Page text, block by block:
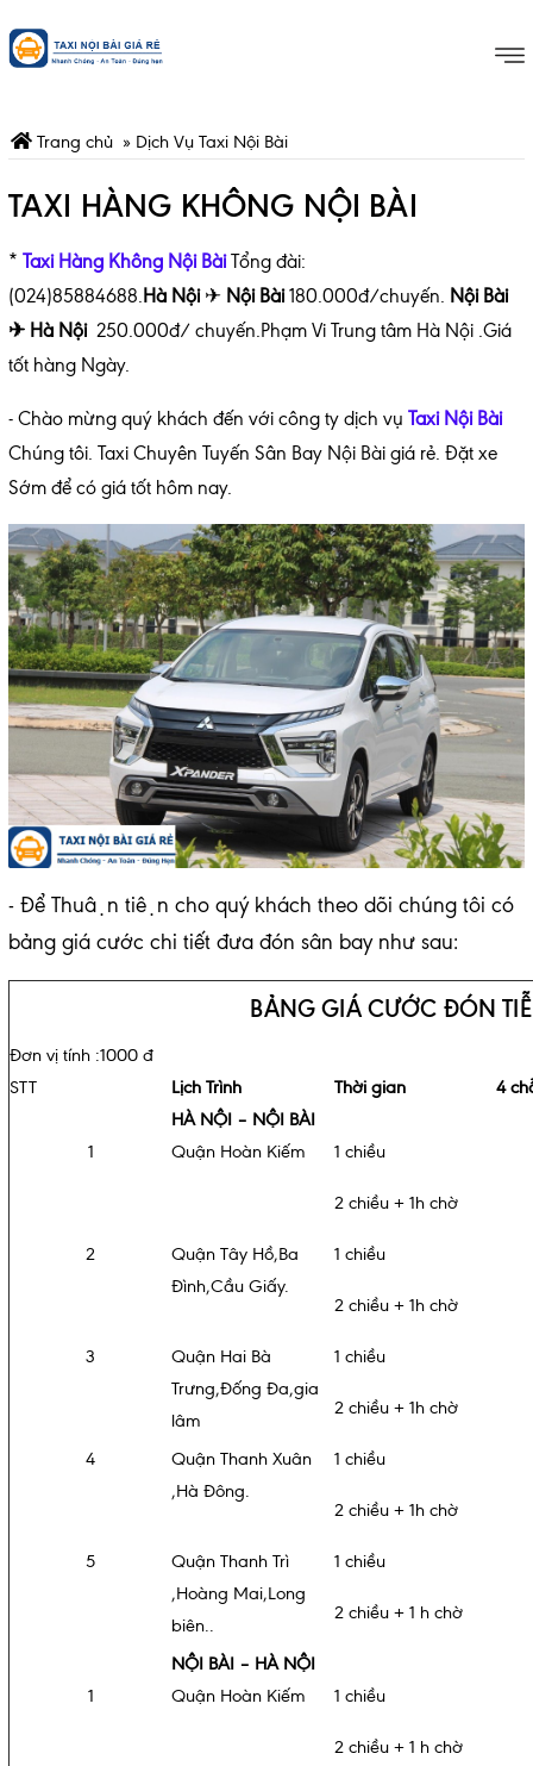
Trang chủ » Dịch Vụ Taxi Nội Bài
TAXI HÀNG KHÔNG NỘI BÀI
* Taxi Hàng Không Nội BàiTổng đài:
(024)85884688. Hà Nội✈ Nội Bài180.000đ/chuyến. Nội Bài
✈ Hà Nội250.000đ/ chuyến.Phạm Vi Trung tâm Hà Nội .Giá
tốt hàng Ngày.
- Chào mừng quý khách đến với công ty dịch vụ Taxi Nội Bài
Chúng tôi. Taxi Chuyên Tuyến Sân Bay Nội Bài giá rẻ. Đặt xe
Sớm để có giá tốt hôm nay.
- Để Thuận tiện cho quý khách theo dõi chúng tôi có
bảng giá cước chi tiết đưa đón sân bay như sau:
BẢNG GIÁ CƯỚC ĐÓN
Đơn vị tính :1000 đ
STT
Lịch Trình Thời gian
4
HÀ NỘI – NỘI BÀI
1
Quận Hoàn Kiếm 1 chiều
2 chiều + 1h chờ
2
Quận Tây Hồ,Ba
Đình,Cầu Giấy.
1 chiều
2 chiều + 1h chờ
3
Quận Hai Bà
Trưng,Đống Đa,gia
lâm
1 chiều
2 chiều + 1h chờ
4
Quận Thanh Xuân
,Hà Đông.
1 chiều
2 chiều + 1h chờ
5
Quận Thanh Trì
,Hoàng Mai,Long
biên..
1 chiều
2 chiều + 1 h chờ
NỘI BÀI – HÀ NỘI
1
Quận Hoàn Kiếm 1 chiều
2 chiều + 1 h chờ